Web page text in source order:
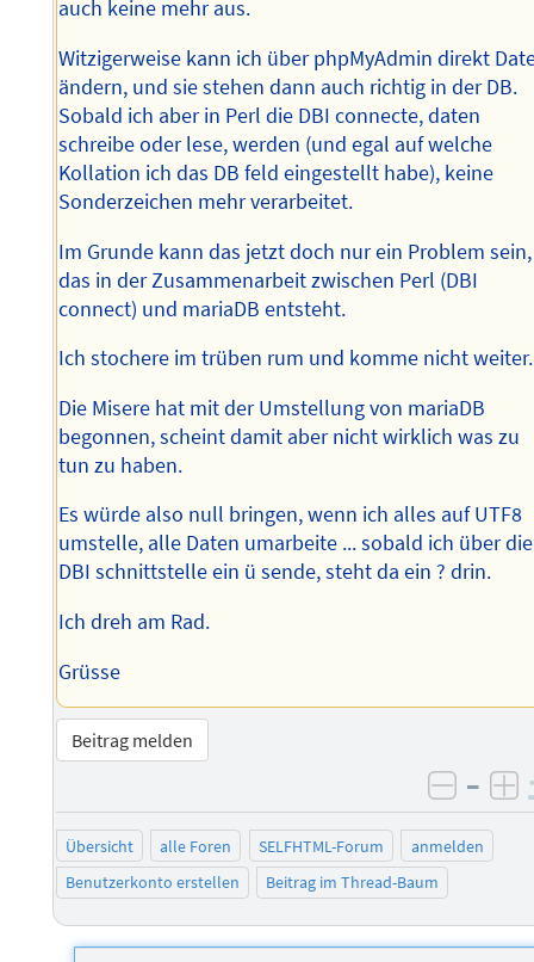
auch keine mehr aus.
Witzigerweise kann ich über phpMyAdmin direkt
ändern, und sie stehen dann auch richtig in der DB.
Sobald ich aber in Perl die DBI connecte, daten
schreibe oder lese, werden (und egal auf welche
Kollation ich das DB feld eingestellt habe), keine
Sonderzeichen mehr verarbeitet.
Im Grunde kann das jetzt doch nur ein Problem sein,
das in der Zusammenarbeit zwischen Perl (DBI
connect) und mariaDB entsteht.
Ich stochere im trüben rum und komme nicht weiter.
Die Misere hat mit der Umstellung von mariaDB
begonnen, scheint damit aber nicht wirklich was zu
tun zu haben.
Es würde also null bringen, wenn ich alles auf UTF8
umstelle, alle Daten umarbeite ... sobald ich über die
DBI schnittstelle ein ü sende, steht da ein ? drin.
Ich dreh am Rad.
Grüsse
Beitrag melden
–
Übersicht alle Foren SELFHTML-Forum
anmelden
Benutzerkonto erstellen
Beitrag im Thread-Baum